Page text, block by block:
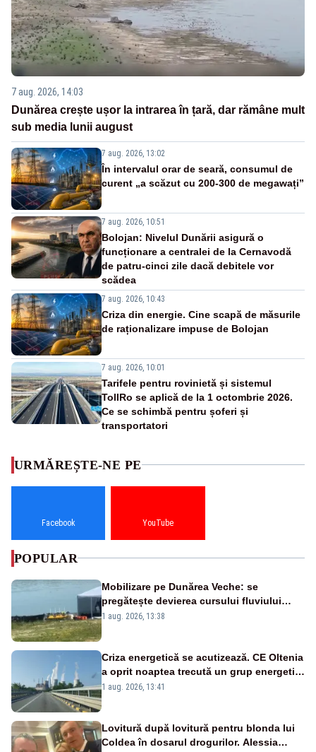
7 aug. 2026, 14:03
Dunărea crește ușor la intrarea în țară, dar rămâne mult
sub media lunii august
7 aug. 2026, 13:02
În intervalul orar de seară, consumul de
curent „a scăzut cu 200-300 de megawați”
7 aug. 2026, 10:51
Bolojan: Nivelul Dunării asigură o
funcționare a centralei de la Cernavodă
de patru-cinci zile dacă debitele vor
scădea
7 aug. 2026, 10:43
Criza din energie. Cine scapă de măsurile
de raționalizare impuse de Bolojan
7 aug. 2026, 10:01
Tarifele pentru rovinietă și sistemul
TollRo se aplică de la 1 octombrie 2026.
Ce se schimbă pentru șoferi și
transportatori
URMĂREȘTE-NE PE
Facebook YouTube
POPULAR
Mobilizare pe Dunărea Veche: se
pregătește devierea cursului fluviului
către Cernavodă – VIDEO
1 aug. 2026, 13:38
Criza energetică se acutizează. CE Oltenia
a oprit noaptea trecută un grup energetic
de la Rovinari
1 aug. 2026, 13:41
Lovitură după lovitură pentru blonda lui
Coldea în dosarul drogurilor. Alessia